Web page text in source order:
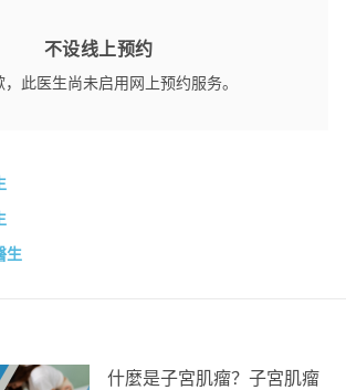
不设线上预约
，此医生尚未启用网上预约服务。
生
什麼是子宮肌瘤？子宮肌瘤